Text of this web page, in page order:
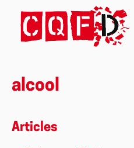
alcool
Articles